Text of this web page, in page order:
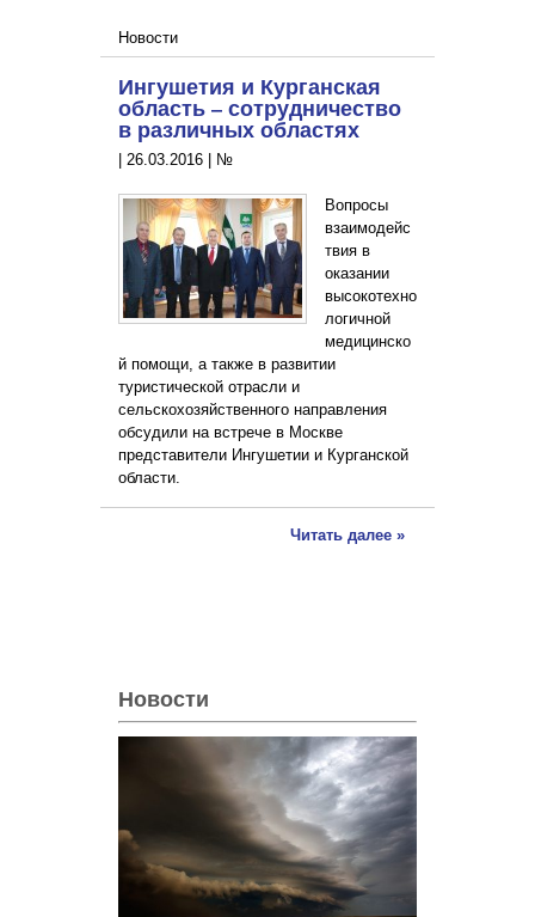
Новости
Ингушетия и Курганская
область – сотрудничество
в различных областях
26.03.2016 №
Вопросы
взаимодейс
твия в
оказании
высокотехно
логичной
медицинско
й помощи, а также в развитии
туристической отрасли и
сельскохозяйственного направления
обсудили на встрече в Москве
представители Ингушетии и Курганской
области.
Читать далее »
Новости